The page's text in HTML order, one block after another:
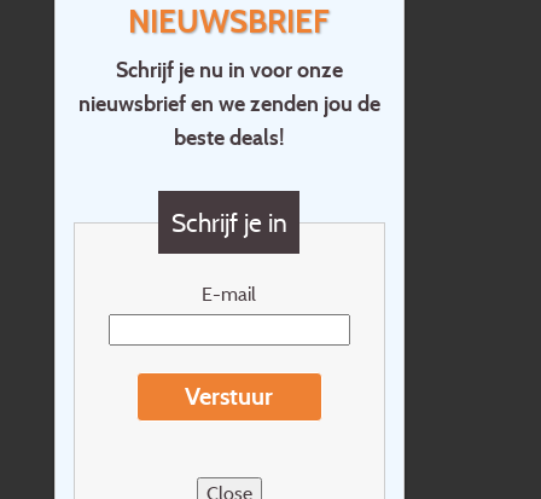
NIEUWSBRIEF
Schrijf je nu in voor onze
nieuwsbrief en we zenden jou de
beste deals!
Schrijf je in
E-mail
Verstuur
Close
Home
Contact
Vragen?
Cadeaubon
Nieuwsbrief
Sitemap